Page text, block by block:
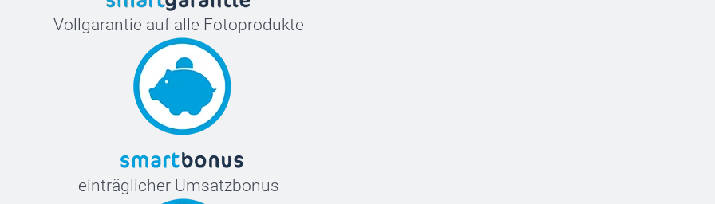
Vollgarantie auf alle Fotoprodukte
einträglicher Umsatzbonus